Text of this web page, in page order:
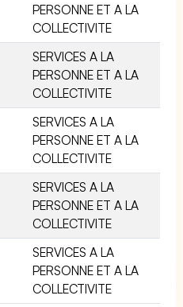
PERSONNE ET A LA
COLLECTIVITE
SERVICES A LA
PERSONNE ET A LA
COLLECTIVITE
SERVICES A LA
PERSONNE ET A LA
COLLECTIVITE
SERVICES A LA
PERSONNE ET A LA
COLLECTIVITE
SERVICES A LA
PERSONNE ET A LA
COLLECTIVITE